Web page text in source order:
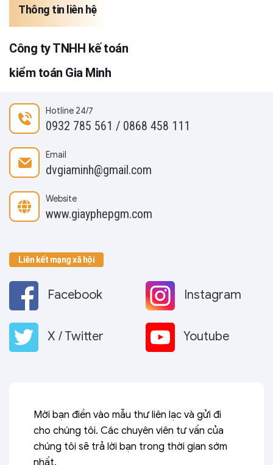
Thông tin liên hệ
Công ty TNHH kế toán
kiểm toán Gia Minh
Hotline 24/7
0932 785 561 / 0868 458 111
Email
dvgiaminh@gmail.com
Website
www.giayphepgm.com
Liên kết mạng xã hội
Facebook Instagram
X / Twitter Youtube
Mời bạn điền vào mẫu thư liên lạc và gửi đi
cho chúng tôi. Các chuyên viên tư vấn của
chúng tôi sẽ trả lời bạn trong thời gian sớm
nhất.